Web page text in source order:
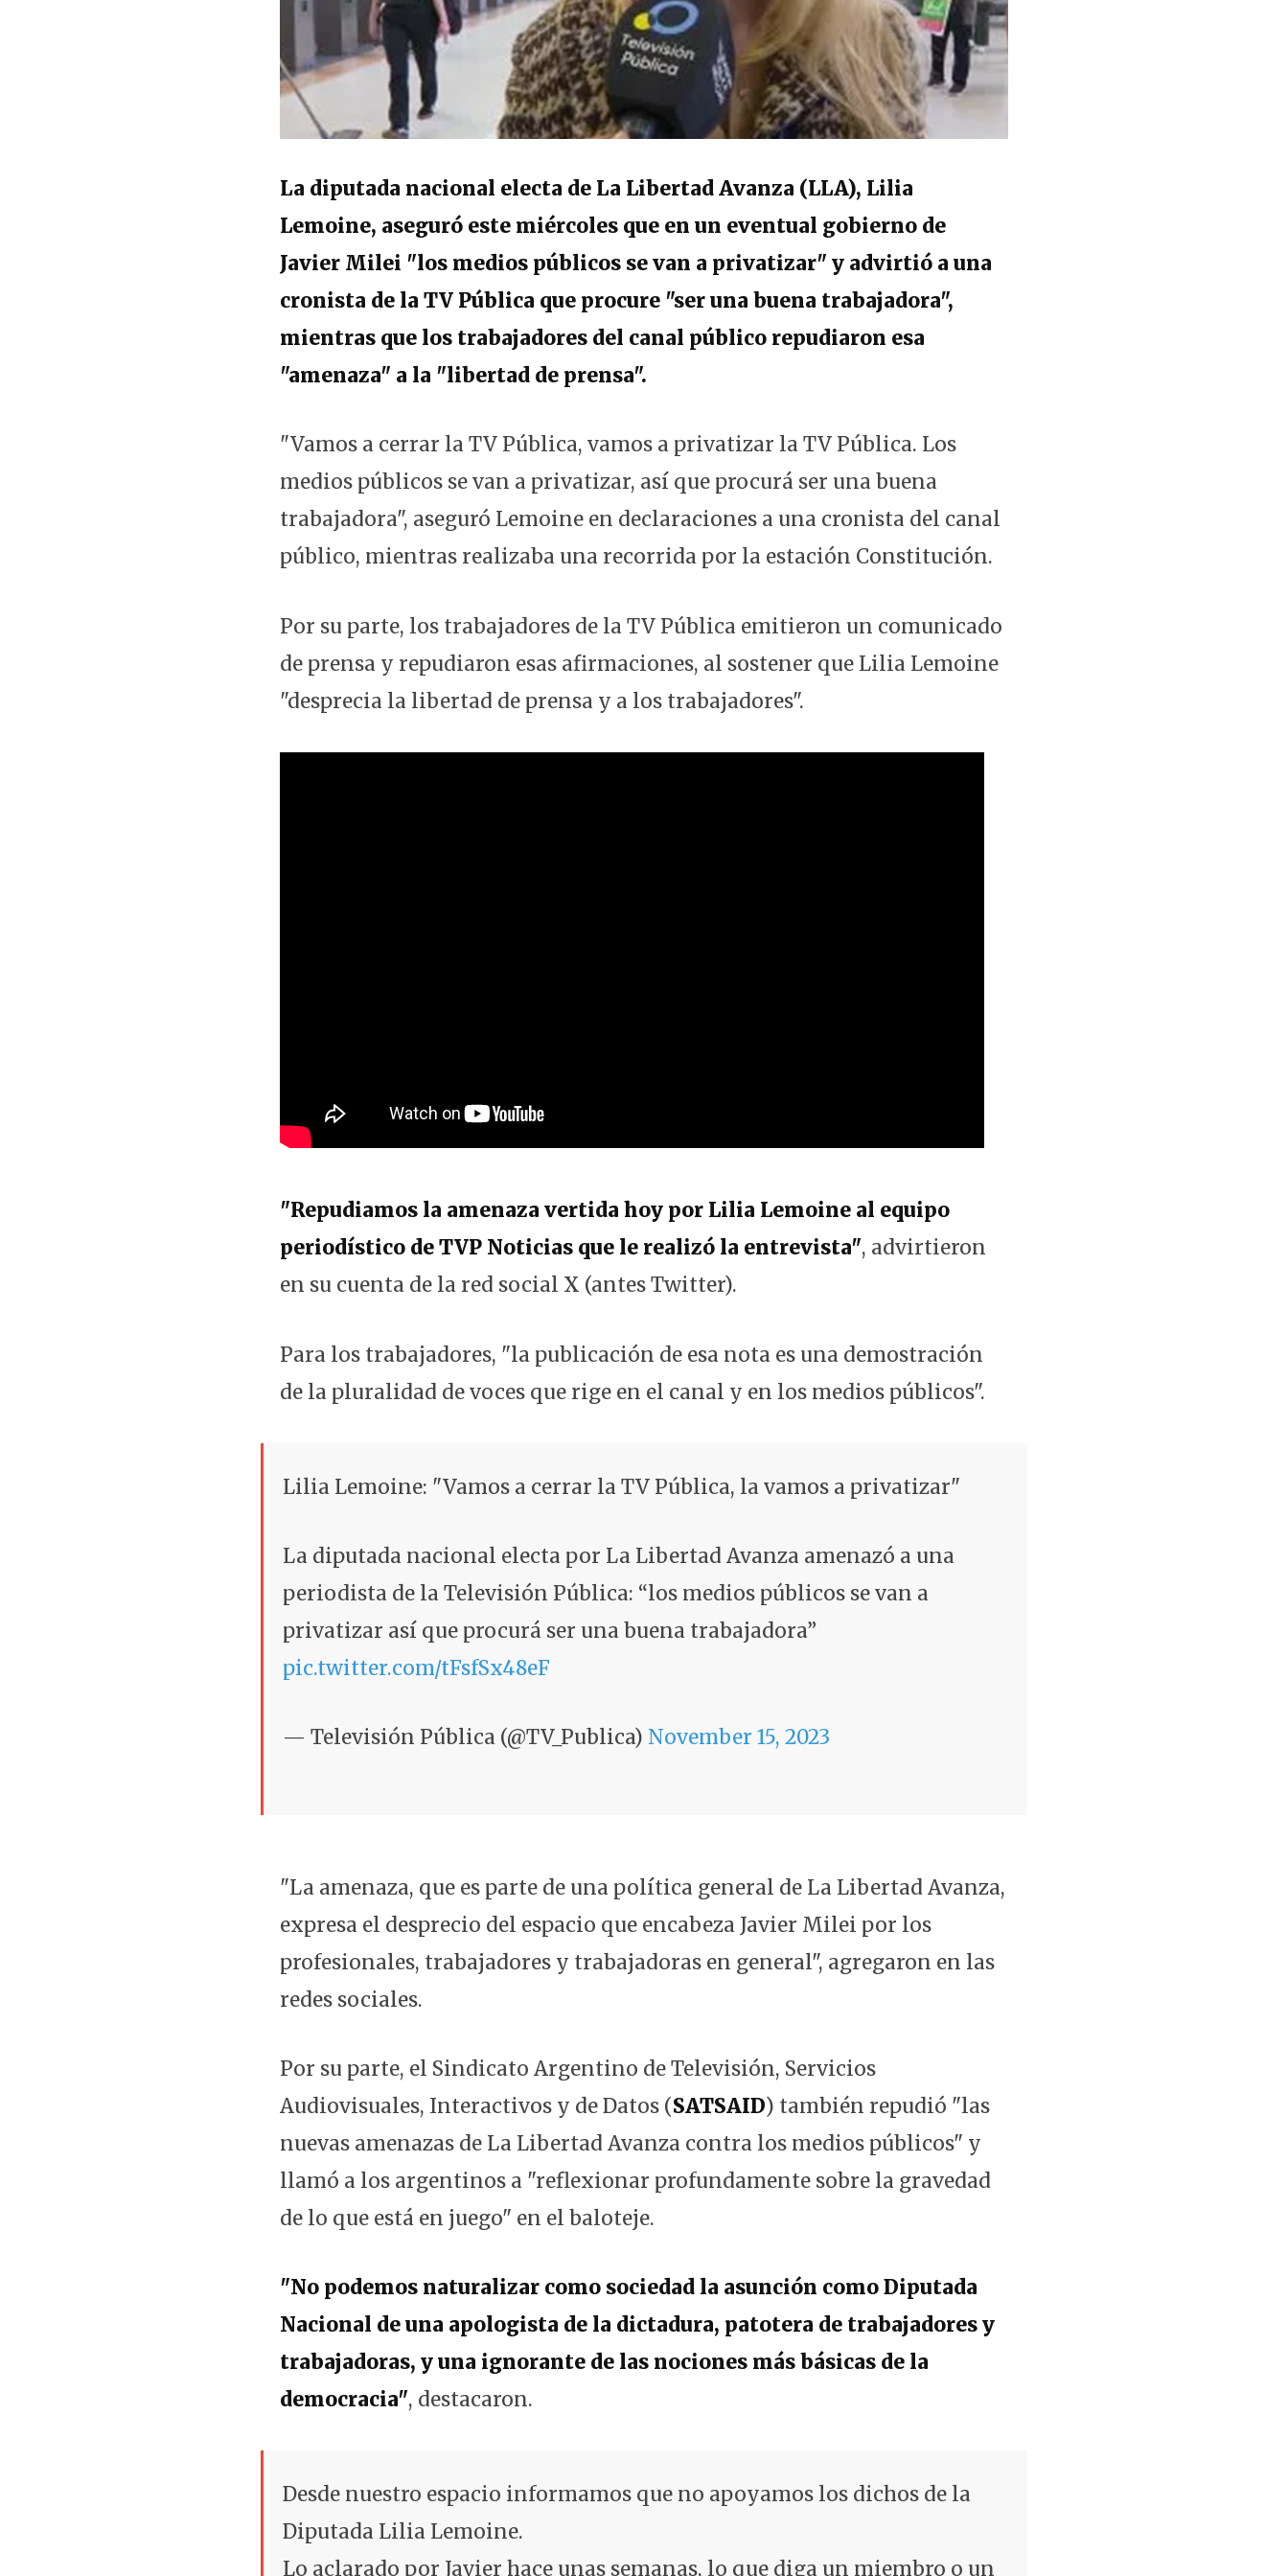
La diputada nacional electa de La Libertad Avanza (LLA), Lilia
Lemoine, aseguró este miércoles que en un eventual gobierno de
Javier Milei "los medios públicos se van a privatizar" y advirtió a una
cronista de la TV Pública que procure "ser una buena trabajadora",
mientras que los trabajadores del canal público repudiaron esa
"amenaza" a la "libertad de prensa".
"Vamos a cerrar la TV Pública, vamos a privatizar la TV Pública. Los
medios públicos se van a privatizar, así que procurá ser una buena
trabajadora", aseguró Lemoine en declaraciones a una cronista del canal
público, mientras realizaba una recorrida por la estación Constitución.
Por su parte, los trabajadores de la TV Pública emitieron un comunicado
de prensa y repudiaron esas afirmaciones, al sostener que Lilia Lemoine
"desprecia la libertad de prensa y a los trabajadores".
"Repudiamos la amenaza vertida hoy por Lilia Lemoine al equipo
periodístico de TVP Noticias que le realizó la entrevista", advirtieron
en su cuenta de la red social X (antes Twitter).
Para los trabajadores, "la publicación de esa nota es una demostración
de la pluralidad de voces que rige en el canal y en los medios públicos".
Lilia Lemoine: "Vamos a cerrar la TV Pública, la vamos a privatizar"
La diputada nacional electa por La Libertad Avanza amenazó a una
periodista de la Televisión Pública: “los medios públicos se van a
privatizar así que procurá ser una buena trabajadora”
pic.twitter.com/tFsfSx48eF
— Televisión Pública (@TV_Publica) November 15, 2023
"La amenaza, que es parte de una política general de La Libertad Avanza,
expresa el desprecio del espacio que encabeza Javier Milei por los
profesionales, trabajadores y trabajadoras en general", agregaron en las
redes sociales.
Por su parte, el Sindicato Argentino de Televisión, Servicios
Audiovisuales, Interactivos y de Datos (SATSAID) también repudió "las
nuevas amenazas de La Libertad Avanza contra los medios públicos" y
llamó a los argentinos a "reflexionar profundamente sobre la gravedad
de lo que está en juego" en el baloteje.
"No podemos naturalizar como sociedad la asunción como Diputada
Nacional de una apologista de la dictadura, patotera de trabajadores y
trabajadoras, y una ignorante de las nociones más básicas de la
democracia", destacaron.
Desde nuestro espacio informamos que no apoyamos los dichos de la
Diputada Lilia Lemoine.
Lo aclarado por Javier hace unas semanas, lo que diga un miembro o un